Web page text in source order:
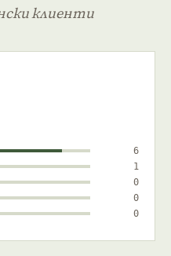
клиенти
6
1
0
0
0